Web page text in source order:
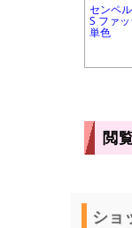
センペ
S ファ
単色
閲
ショ